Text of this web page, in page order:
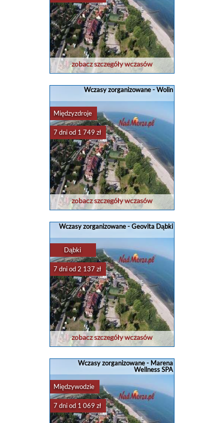
zobacz szczegóły wczasów
Wczasy zorganizowane - Wolin
Międzyzdroje
7 dni od 1 749 zł
zobacz szczegóły wczasów
Wczasy zorganizowane - Geovita Dąbki
Dąbki
7 dni od 2 137 zł
zobacz szczegóły wczasów
Wczasy zorganizowane - Marena
Wellness SPA
Międzywodzie
7 dni od 1 069 zł